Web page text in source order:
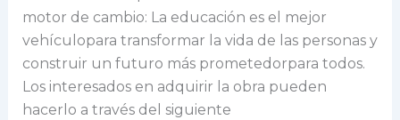
motor de cambio: La educación es el mejor
vehículopara transformar la vida de las personas y
construir un futuro más prometedorpara todos.
Los interesados en adquirir la obra pueden
hacerlo a través del siguiente